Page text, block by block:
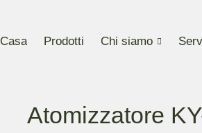
Casa Prodotti Chi siamo
Atomizzatore